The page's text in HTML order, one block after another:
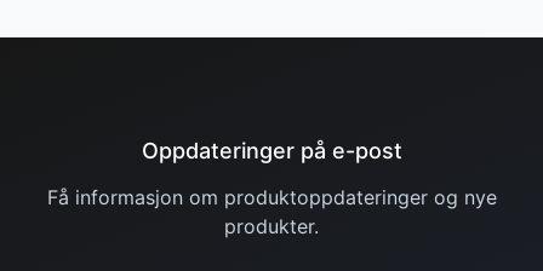
Oppdateringer på e-post
Få informasjon om produktoppdateringer og nye
produkter.